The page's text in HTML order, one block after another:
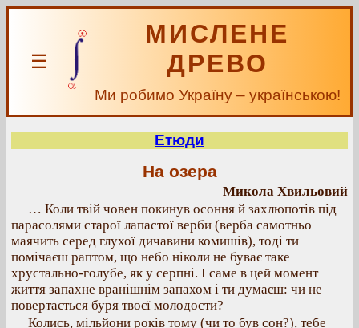
☰
МИСЛЕНЕ
ДРЕВО
Ми робимо Україну – українською!
Етюди
На озера
Микола Хвильовий
… Коли твій човен покинув осоння й захлюпотів під
парасолями старої лапастої верби (верба самотньо
маячить серед глухої дичавини комишів), тоді ти
помічаєш раптом, що небо ніколи не буває таке
хрустально-голубе, як у серпні. І саме в цей момент
життя запахне вранішнім запахом і ти думаєш: чи не
повертається буря твоєї молодости?
Колись, мільйони років тому (чи то був сон?), тебе